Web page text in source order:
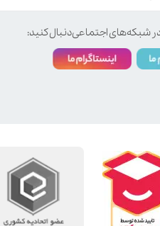
شبکه‌های اجتماعی دنبال کنید: